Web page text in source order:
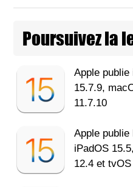
Poursuivez la
Apple publie
15.7.9,
11.7.10
Apple publie
iPadOS
12.4 et